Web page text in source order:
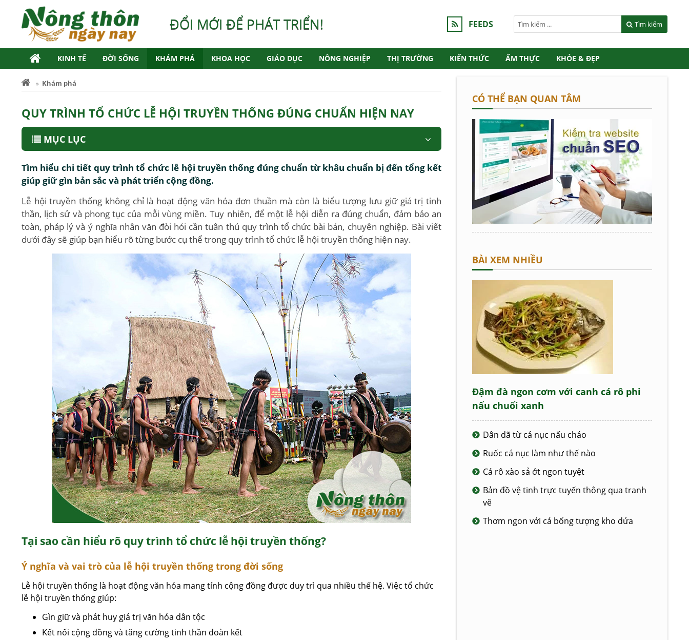
ĐỔI MỚI ĐỂ PHÁT TRIỂN! FEEDS Tìm kiếm
KINH TẾ ĐỜI SỐNG KHÁM PHÁ KHOA HỌC GIÁO DỤC NÔNG NGHIỆP THỊ TRƯỜNG KIẾN THỨC ẨM THỰC KHỎE & ĐẸP
Khám phá
QUY TRÌNH TỔ CHỨC LỄ HỘI TRUYỀN THỐNG ĐÚNG CHUẨN HIỆN NAY
MỤC LỤC
Tìm hiểu chi tiết quy trình tổ chức lễ hội truyền thống đúng chuẩn từ khâu chuẩn bị đến tổng kết
giúp giữ gìn bản sắc và phát triển cộng đồng.
Lễ hội truyền thống không chỉ là hoạt động văn hóa đơn thuần mà còn là biểu tượng lưu giữ giá trị tinh
thần, lịch sử và phong tục của mỗi vùng miền. Tuy nhiên, để một lễ hội diễn ra đúng chuẩn, đảm bảo an
toàn, pháp lý và ý nghĩa nhân văn đòi hỏi cần tuân thủ quy trình tổ chức bài bản, chuyên nghiệp. Bài viết
dưới đây sẽ giúp bạn hiểu rõ từng bước cụ thể trong quy trình tổ chức lễ hội truyền thống hiện nay.
Tại sao cần hiểu rõ quy trình tổ chức lễ hội truyền thống?
Ý nghĩa và vai trò của lễ hội truyền thống trong đời sống
Lễ hội truyền thống là hoạt động văn hóa mang tính cộng đồng được duy trì qua nhiều thế hệ. Việc tổ chức
lễ hội truyền thống giúp:
Gìn giữ và phát huy giá trị văn hóa dân tộc
Kết nối cộng đồng và tăng cường tinh thần đoàn kết
CÓ THỂ BẠN QUAN TÂM
BÀI XEM NHIỀU
Đậm đà ngon cơm với canh cá rô phi
nấu chuối xanh
Dân dã từ cá nục nấu cháo
Ruốc cá nục làm như thế nào
Cá rô xào sả ớt ngon tuyệt
Bản đồ vệ tinh trực tuyến thông qua tranh
vẽ
Thơm ngon với cá bống tượng kho dứa